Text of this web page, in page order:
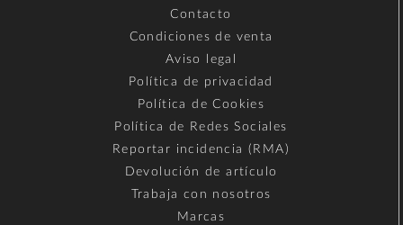
Contacto
Condiciones de venta
Aviso legal
Política de privacidad
Política de Cookies
Política de Redes Sociales
Reportar incidencia (RMA)
Devolución de artículo
Trabaja con nosotros
Marcas